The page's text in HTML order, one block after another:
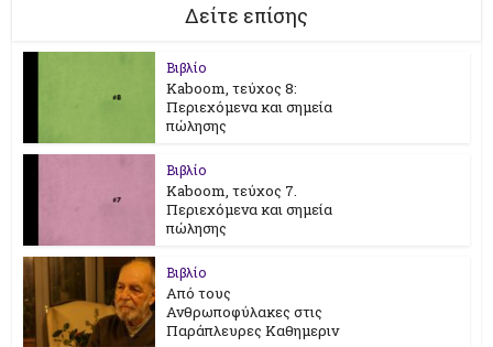
Δείτε επίσης
Βιβλίο
Kaboom, τεύχος 8:
Περιεχόμενα και σημεία
πώλησης
Βιβλίο
Kaboom, τεύχος 7.
Περιεχόμενα και σημεία
πώλησης
Βιβλίο
Από τους
Ανθρωποφύλακες στις
Παράπλευρες Καθημεριν